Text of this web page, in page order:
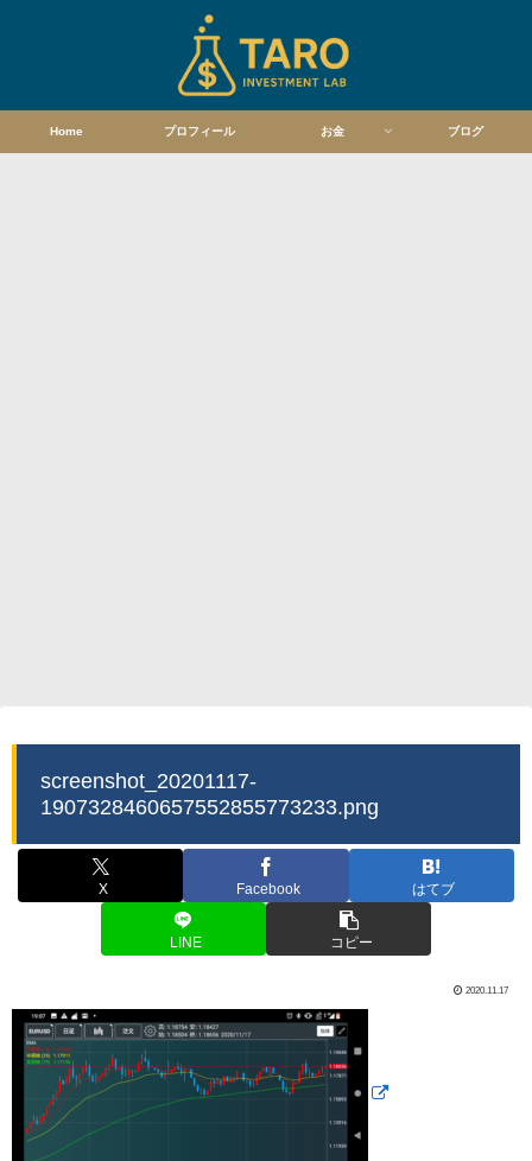
Home プロフィール お金 ブログ
screenshot_20201117-
1907328460657552855773233.png
X Facebook はてブ
LINE コピー
2020.11.17